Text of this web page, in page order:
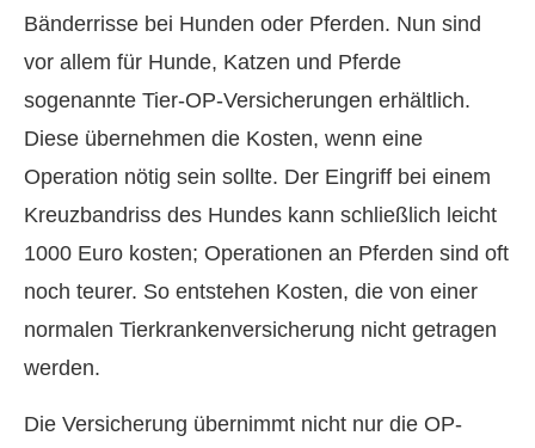
Bänderrisse bei Hunden oder Pferden. Nun sind
vor allem für Hunde, Katzen und Pferde
sogenannte Tier-OP-Versicherungen erhältlich.
Diese übernehmen die Kosten, wenn eine
Operation nötig sein sollte. Der Eingriff bei einem
Kreuzbandriss des Hundes kann schließlich leicht
1000 Euro kosten; Operationen an Pferden sind oft
noch teurer. So entstehen Kosten, die von einer
normalen Tierkrankenversicherung nicht getragen
werden.
Die Versicherung übernimmt nicht nur die OP-